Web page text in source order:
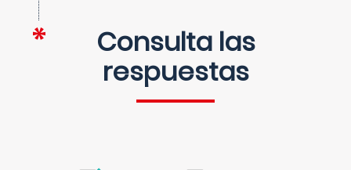
Consulta las
respuestas